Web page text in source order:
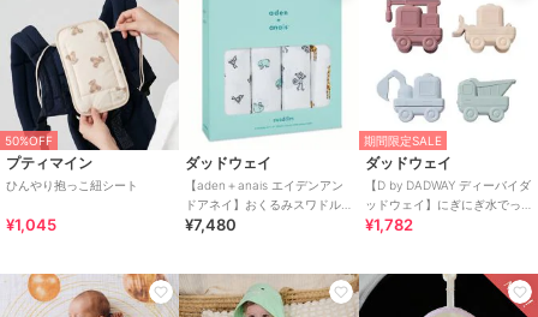
50%OFF
プティマイン
ひんやり抱っこ紐シート
¥1,045
ダッドウェイ
【aden＋anais エイデンアン
ドアネイ】おくるみスワドル/4
枚
¥7,480
期間限定SALE
ダッドウェイ
【D by DADWAY ディーバイダ
ッドウェイ】にぎにぎ水でっ
ぽう/4個セット/のりもの
¥1,782